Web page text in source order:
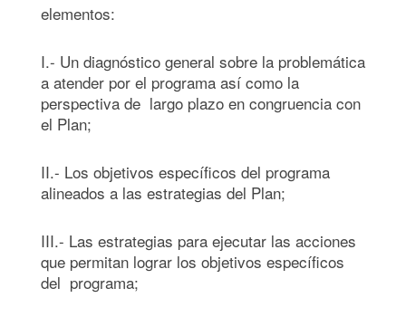
elementos:
I.- Un diagnóstico general sobre la problemática
a atender por el programa así como la
perspectiva de largo plazo en congruencia con
el Plan;
II.- Los objetivos específicos del programa
alineados a las estrategias del Plan;
III.- Las estrategias para ejecutar las acciones
que permitan lograr los objetivos específicos
del programa;